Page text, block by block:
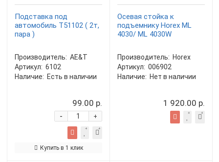
Подставка под
автомобиль T51102 ( 2т,
пара )
Производитель: AE&T
Артикул: 6102
Наличие: Есть в наличии
99.00 р.
+
-
Купить в 1 клик
Осевая стойка к
подъемнику Horex ML
4030/ ML 4030W
Производитель: Horex
Артикул: 006902
Наличие: Нет в наличии
1 920.00 р.